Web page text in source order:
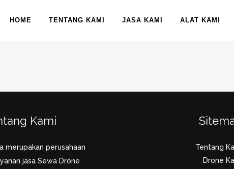
HOME TENTANG KAMI JASA KAMI ALAT KAMI
Kami
merupakan perusahaan
jasa Sewa Drone
Tentang
Drone